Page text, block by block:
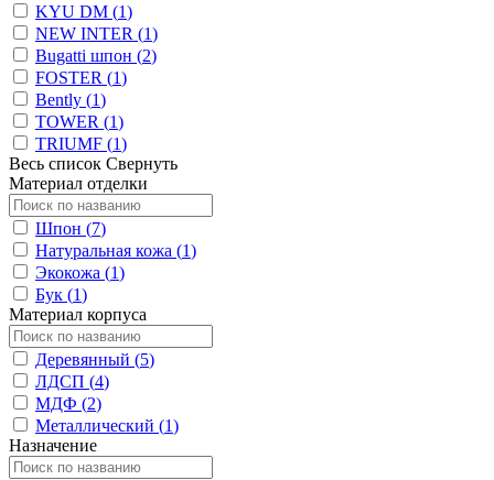
KYU DM (1)
NEW INTER (1)
Bugatti шпон (2)
FOSTER (1)
Bently (1)
TOWER (1)
TRIUMF (1)
Весь список Свернуть
Материал отделки
Шпон (7)
Натуральная кожа (1)
Экокожа (1)
Бук (1)
Материал корпуса
Деревянный (5)
ЛДСП (4)
МДФ (2)
Металлический (1)
Назначение